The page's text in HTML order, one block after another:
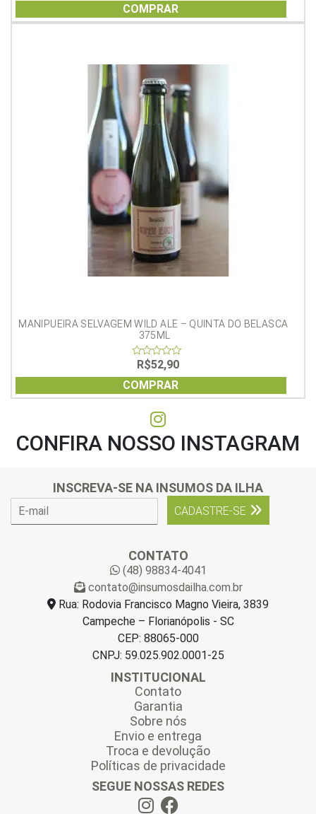
of
5
COMPRAR
MANIPUEIRA SELVAGEM WILD ALE – QUINTA DO BELASCA
375ML
of
5
R$52,90
COMPRAR
CONFIRA NOSSO INSTAGRAM
INSCREVA-SE NA INSUMOS DA ILHA
CADASTRE-SE
CONTATO
(48) 98834-4041
contato@insumosdailha.com.br
Rua: Rodovia Francisco Magno Vieira, 3839
Campeche – Florianópolis - SC
CEP: 88065-000
CNPJ: 59.025.902.0001-25
INSTITUCIONAL
Contato
Garantia
Sobre nós
Envio e entrega
Troca e devolução
Políticas de privacidade
SEGUE NOSSAS REDES